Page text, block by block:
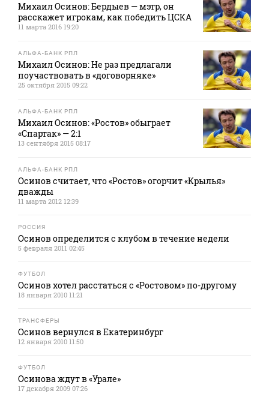
Михаил Осинов: Бердыев — мэтр, он
расскажет игрокам, как победить ЦСКА
11 марта 2016 19:20
АЛЬФА-БАНК РПЛ
Михаил Осинов: Не раз предлагали
поучаствовать в «договорняке»
25 октября 2015 09:22
АЛЬФА-БАНК РПЛ
Михаил Осинов: «Ростов» обыграет
«Спартак» — 2:1
13 сентября 2015 08:17
АЛЬФА-БАНК РПЛ
Осинов считает, что «Ростов» огорчит «Крылья»
дважды
11 марта 2012 12:39
РОССИЯ
Осинов определится с клубом в течение недели
5 февраля 2011 02:45
ФУТБОЛ
Осинов хотел расстаться с «Ростовом» по-другому
18 января 2010 11:21
ТРАНСФЕРЫ
Осинов вернулся в Екатеринбург
12 января 2010 11:50
ФУТБОЛ
Осинова ждут в «Урале»
17 декабря 2009 07:26